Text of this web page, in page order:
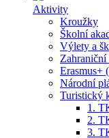
Aktivity
Kroužky
Školní
Výlety a
Erasmus+
Národní
Turistický
1.
2.
3.